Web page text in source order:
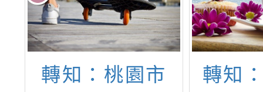
轉知：桃園市
轉知